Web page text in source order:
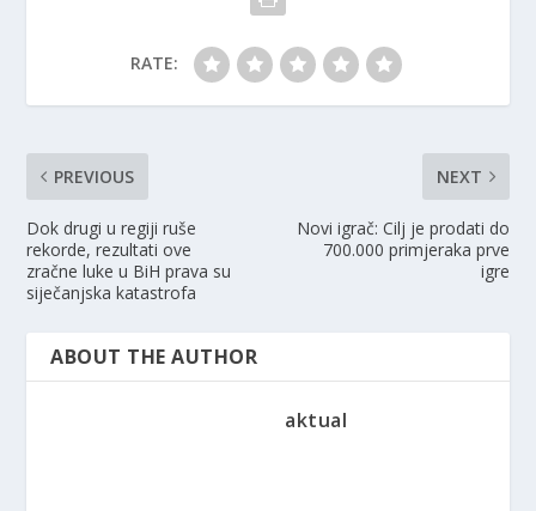
RATE:
PREVIOUS
Dok drugi u regiji ruše
rekorde, rezultati ove
zračne luke u BiH prava su
siječanjska katastrofa
NEXT
Novi igrač: Cilj je prodati do
700.000 primjeraka prve
igre
ABOUT THE AUTHOR
aktual